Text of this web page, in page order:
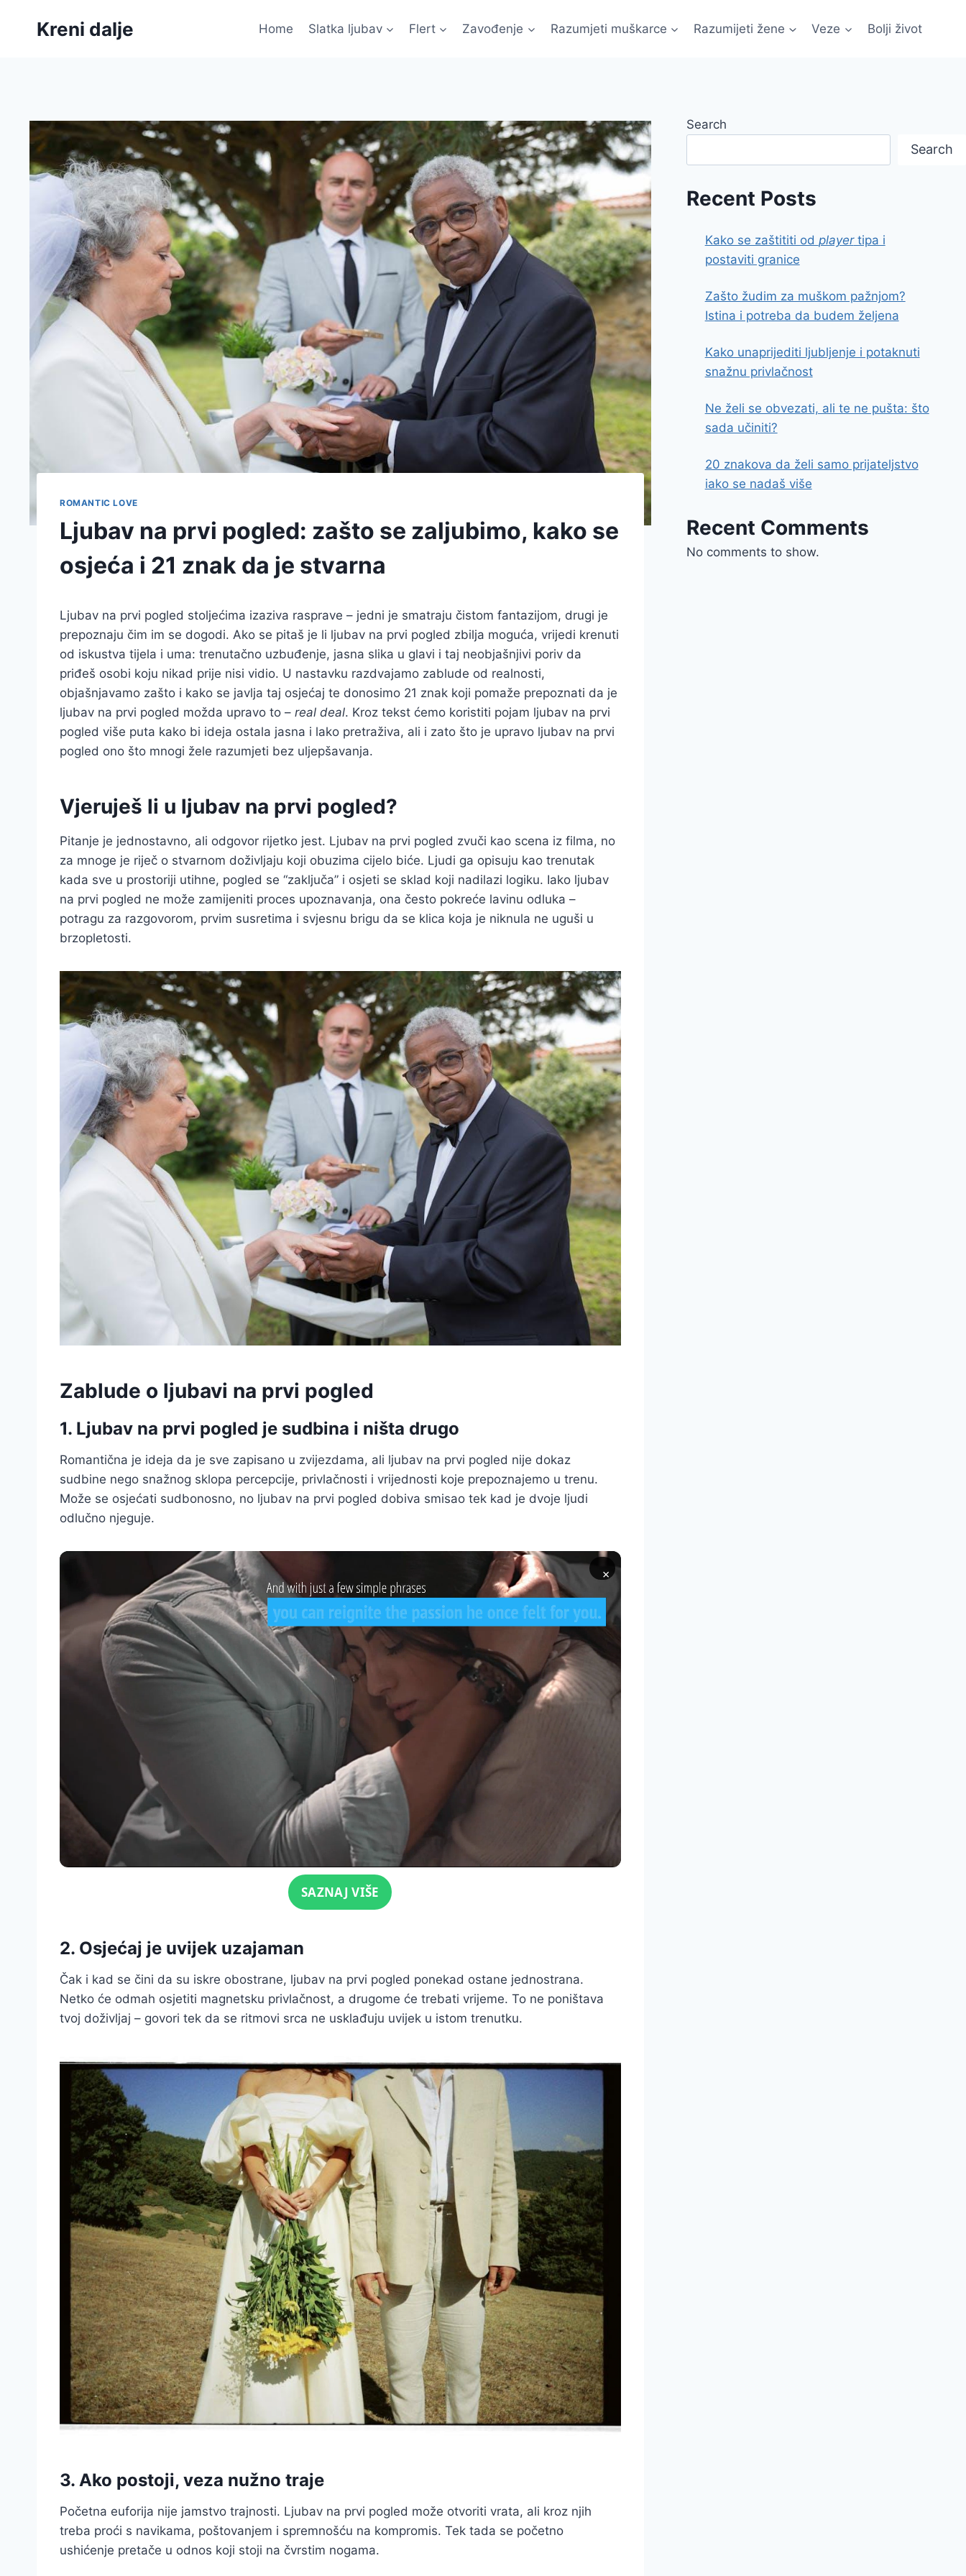
Kreni dalje Home Slatka ljubav Flert Zavođenje Razumjeti muškarce Razumijeti žene Veze Bolji život
ROMANTIC LOVE
Ljubav na prvi pogled: zašto se zaljubimo, kako se
osjeća i 21 znak da je stvarna
Ljubav na prvi pogled stoljećima izaziva rasprave – jedni je smatraju čistom fantazijom, drugi je
prepoznaju čim im se dogodi. Ako se pitaš je li ljubav na prvi pogled zbilja moguća, vrijedi krenuti
od iskustva tijela i uma: trenutačno uzbuđenje, jasna slika u glavi i taj neobjašnjivi poriv da
priđeš osobi koju nikad prije nisi vidio. U nastavku razdvajamo zablude od realnosti,
objašnjavamo zašto i kako se javlja taj osjećaj te donosimo 21 znak koji pomaže prepoznati da je
ljubav na prvi pogled možda upravo to – real deal. Kroz tekst ćemo koristiti pojam ljubav na prvi
pogled više puta kako bi ideja ostala jasna i lako pretraživa, ali i zato što je upravo ljubav na prvi
pogled ono što mnogi žele razumjeti bez uljepšavanja.
Vjeruješ li u ljubav na prvi pogled?
Pitanje je jednostavno, ali odgovor rijetko jest. Ljubav na prvi pogled zvuči kao scena iz filma, no
za mnoge je riječ o stvarnom doživljaju koji obuzima cijelo biće. Ljudi ga opisuju kao trenutak
kada sve u prostoriji utihne, pogled se “zaključa” i osjeti se sklad koji nadilazi logiku. Iako ljubav
na prvi pogled ne može zamijeniti proces upoznavanja, ona često pokreće lavinu odluka –
potragu za razgovorom, prvim susretima i svjesnu brigu da se klica koja je niknula ne uguši u
brzopletosti.
Zablude o ljubavi na prvi pogled
1. Ljubav na prvi pogled je sudbina i ništa drugo
Romantična je ideja da je sve zapisano u zvijezdama, ali ljubav na prvi pogled nije dokaz
sudbine nego snažnog sklopa percepcije, privlačnosti i vrijednosti koje prepoznajemo u trenu.
Može se osjećati sudbonosno, no ljubav na prvi pogled dobiva smisao tek kad je dvoje ljudi
odlučno njeguje.
×
SAZNAJ VIŠE
2. Osjećaj je uvijek uzajaman
Čak i kad se čini da su iskre obostrane, ljubav na prvi pogled ponekad ostane jednostrana.
Netko će odmah osjetiti magnetsku privlačnost, a drugome će trebati vrijeme. To ne poništava
tvoj doživljaj – govori tek da se ritmovi srca ne usklađuju uvijek u istom trenutku.
3. Ako postoji, veza nužno traje
Početna euforija nije jamstvo trajnosti. Ljubav na prvi pogled može otvoriti vrata, ali kroz njih
treba proći s navikama, poštovanjem i spremnošću na kompromis. Tek tada se početno
ushićenje pretače u odnos koji stoji na čvrstim nogama.
Search
Search
Recent Posts
Kako se zaštititi od playertipa i
postaviti granice
Zašto žudim za muškom pažnjom?
Istina i potreba da budem željena
Kako unaprijediti ljubljenje i potaknuti
snažnu privlačnost
Ne želi se obvezati, ali te ne pušta: što
sada učiniti?
20 znakova da želi samo prijateljstvo
iako se nadaš više
Recent Comments
No comments to show.